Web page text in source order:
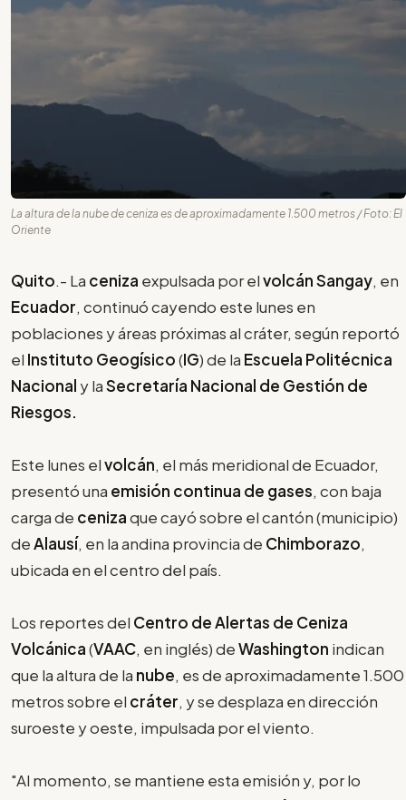
La altura de la nube de ceniza es de aproximadamente 1.500 metros / Foto: El
Oriente
Quito.- La ceniza expulsada por elvolcán Sangay, en
Ecuador, continuó cayendo este lunes en
poblaciones y áreas próximas al cráter, según reportó
el Instituto Geogísico(IG) de la Escuela Politécnica
Nacional y laSecretaría Nacional de Gestión de
Riesgos.
Este lunes elvolcán, el más meridional de Ecuador,
presentó una emisión continua de gases, con baja
carga de cenizaque cayó sobre el cantón (municipio)
deAlausí, en la andina provincia de Chimborazo,
ubicada en el centro del país.
Los reportes del Centro de Alertas de Ceniza
Volcánica(VAAC, en inglés) deWashington indican
que la altura de la nube, es de aproximadamente 1.500
metros sobre el cráter, y se desplaza en dirección
suroeste y oeste, impulsada por el viento.
"Al momento, se mantiene esta emisión y, por lo